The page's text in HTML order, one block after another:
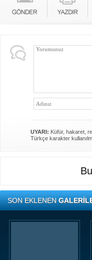
UYARI: Küfür, hakaret,
Türkçe karakter
SON EKLENEN